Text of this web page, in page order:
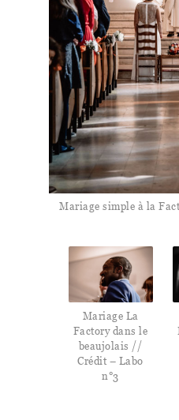
Mariage simple à la
Mariage La
Factory dans le
beaujolais //
Crédit – Labo
n°3